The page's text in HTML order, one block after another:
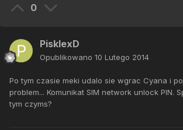
0
PisklexD
Opublikowano 10 Lutego 2014
Po tym czasie meki udalo sie wgrac Cyana i
problem... Komunikat SIM network unlock PIN.
tym czyms?